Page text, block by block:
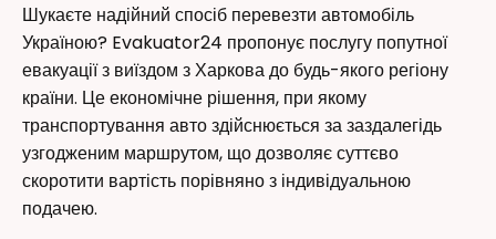
Шукаєте надійний спосіб перевезти автомобіль
Україною? Evakuator24 пропонує послугу попутної
евакуації з виїздом з Харкова до будь-якого регіону
країни. Це економічне рішення, при якому
транспортування авто здійснюється за заздалегідь
узгодженим маршрутом, що дозволяє суттєво
скоротити вартість порівняно з індивідуальною
подачею.